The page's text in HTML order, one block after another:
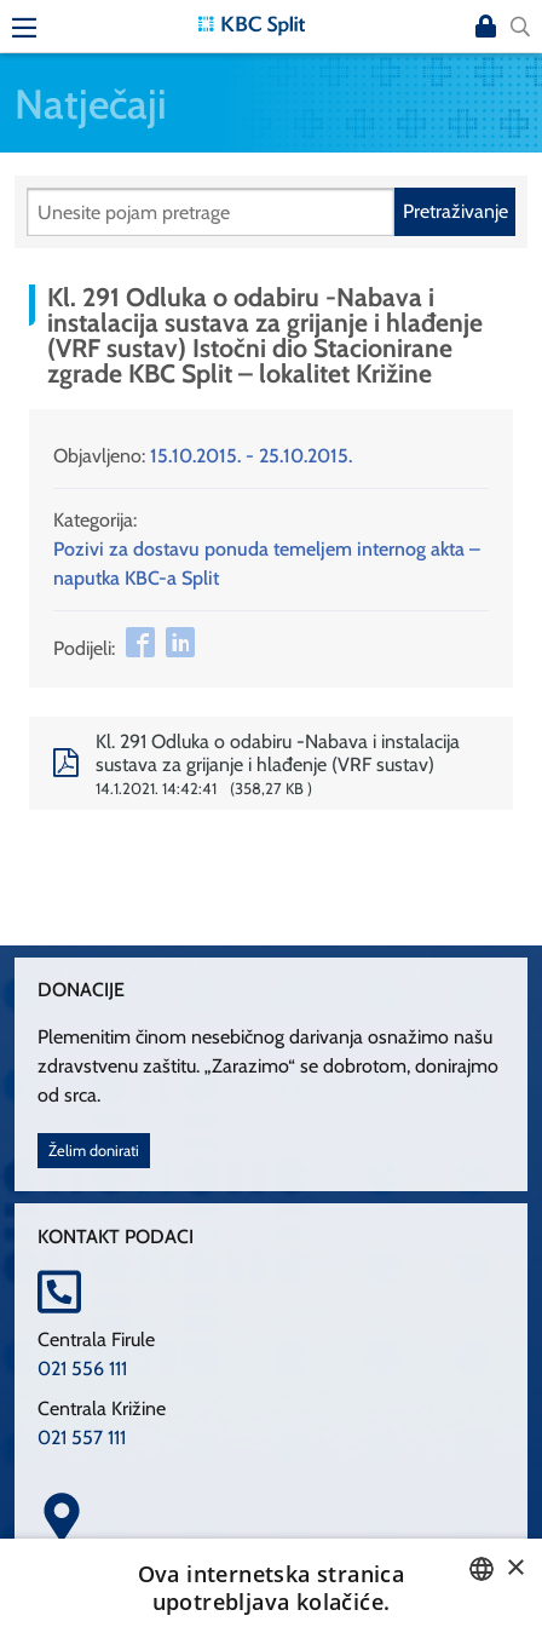
Natječaji
Pretraživanje
Kl. 291 Odluka o odabiru -Nabava i
instalacija sustava za grijanje i hlađenje
(VRF sustav) Istočni dio Stacionirane
zgrade KBC Split – lokalitet Križine
Objavljeno: 15.10.2015. - 25.10.2015.
Kategorija:
Pozivi za dostavu ponuda temeljem internog akta –
naputka KBC-a Split
Podijeli:
Kl. 291 Odluka o odabiru -Nabava i instalacija
sustava za grijanje i hlađenje (VRF sustav)
14.1.2021. 14:42:41 358,27 KB
DONACIJE
Plemenitim činom nesebičnog darivanja osnažimo našu
zdravstvenu zaštitu. „Zarazimo“ se dobrotom, donirajmo
od srca.
Želim donirati
KONTAKT PODACI
Centrala Firule
021 556 111
Centrala Križine
021 557 111
Spinčićeva 1, 21000 Split
×
Ova internetska stranica
upotrebljava kolačiće.